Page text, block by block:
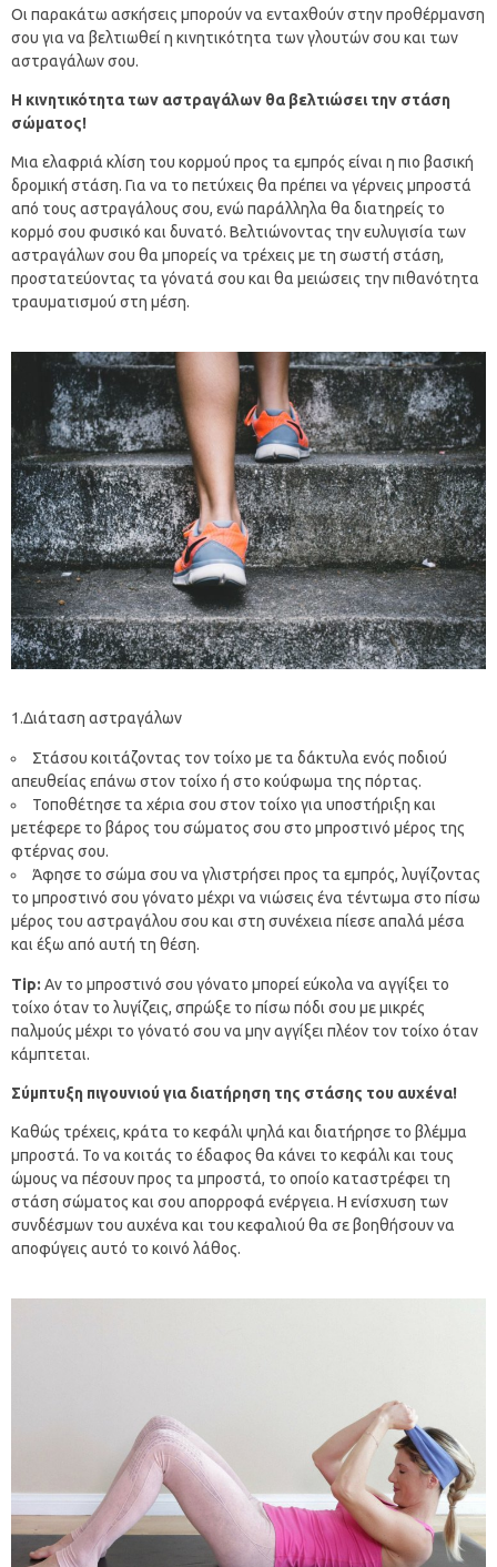
Οι παρακάτω ασκήσεις μπορούν να ενταχθούν στην προθέρμανση
σου για να βελτιωθεί η κινητικότητα των γλουτών σου και των
αστραγάλων σου.
Η κινητικότητα των αστραγάλων θα βελτιώσει την στάση
σώματος!
Μια ελαφριά κλίση του κορμού προς τα εμπρός είναι η πιο βασική
δρομική στάση. Για να το πετύχεις θα πρέπει να γέρνεις μπροστά
από τους αστραγάλους σου, ενώ παράλληλα θα διατηρείς το
κορμό σου φυσικό και δυνατό. Βελτιώνοντας την ευλυγισία των
αστραγάλων σου θα μπορείς να τρέχεις με τη σωστή στάση,
προστατεύοντας τα γόνατά σου και θα μειώσεις την πιθανότητα
τραυματισμού στη μέση.
1.Διάταση αστραγάλων
Στάσου κοιτάζοντας τον τοίχο με τα δάκτυλα ενός ποδιού
απευθείας επάνω στον τοίχο ή στο κούφωμα της πόρτας.
Τοποθέτησε τα χέρια σου στον τοίχο για υποστήριξη και
μετέφερε το βάρος του σώματος σου στο μπροστινό μέρος της
φτέρνας σου.
Άφησε το σώμα σου να γλιστρήσει προς τα εμπρός, λυγίζοντας
το μπροστινό σου γόνατο μέχρι να νιώσεις ένα τέντωμα στο πίσω
μέρος του αστραγάλου σου και στη συνέχεια πίεσε απαλά μέσα
και έξω από αυτή τη θέση.
Tip: Αν το μπροστινό σου γόνατο μπορεί εύκολα να αγγίξει το
τοίχο όταν το λυγίζεις, σπρώξε το πίσω πόδι σου με μικρές
παλμούς μέχρι το γόνατό σου να μην αγγίξει πλέον τον τοίχο όταν
κάμπτεται.
Σύμπτυξη πιγουνιού για διατήρηση της στάσης του αυχένα!
Καθώς τρέχεις, κράτα το κεφάλι ψηλά και διατήρησε το βλέμμα
μπροστά. Το να κοιτάς το έδαφος θα κάνει το κεφάλι και τους
ώμους να πέσουν προς τα μπροστά, το οποίο καταστρέφει τη
στάση σώματος και σου απορροφά ενέργεια. Η ενίσχυση των
συνδέσμων του αυχένα και του κεφαλιού θα σε βοηθήσουν να
αποφύγεις αυτό το κοινό λάθος.